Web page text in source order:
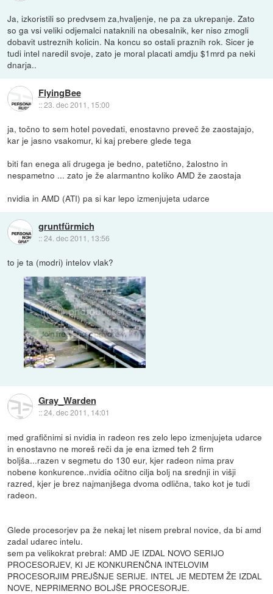
Ja, izkoristili so predvsem za,hvaljenje, ne pa za ukrepanje. Zato
so ga vsi veliki odjemalci nataknili na obesalnik, ker niso zmogli
dobavit ustreznih kolicin. Na koncu so ostali praznih rok. Sicer je
tudi intel naredil svoje, zato je moral placati amdju $1mrd pa neki
dnarja..
FlyingBee
::23. dec 2011, 15:00
ja, točno to sem hotel povedati, enostavno preveč že zaostajajo,
kar je jasno vsakomur, ki kaj prebere glede tega
biti fan enega ali drugega je bedno, patetično, žalostno in
nespametno ... zato je že alarmantno koliko AMD že zaostaja
nvidia in AMD (ATI) pa si kar lepo izmenjujeta udarce
gruntfürmich
::24. dec 2011, 13:56
to je ta (modri) intelov vlak?
Gray_Warden
::24. dec 2011, 14:01
med grafičnimi si nvidia in radeon res zelo lepo izmenjujeta udarce
in enostavno ne moreš reči da je ena izmed teh 2 firm
boljša...razen v segmetu do 130 eur, kjer radeon nima prav
nobene konkurence..nvidia očitno cilja bolj na srednji in višji
razred, kjer je brez najmanjšega dvoma odlična, tako kot je tudi
radeon.
Glede procesorjev pa že nekaj let nisem prebral novice, da bi amd
zadal udarec intelu.
sem pa velikokrat prebral: AMD JE IZDAL NOVO SERIJO
PROCESORJEV, KI JE KONKURENČNA INTELOVIM
PROCESORJIM PREJŠNJE SERIJE. INTEL JE MEDTEM ŽE IZDAL
NOVE, NEPRIMERNO BOLJŠE PROCESORJE.